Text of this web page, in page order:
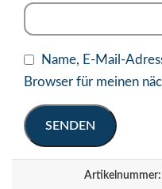
Name, E-Mail-
Browser für meinen
Artikelnummer: